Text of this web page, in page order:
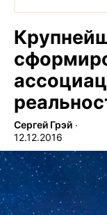
Сергей Грэй ∙
12.12.2016